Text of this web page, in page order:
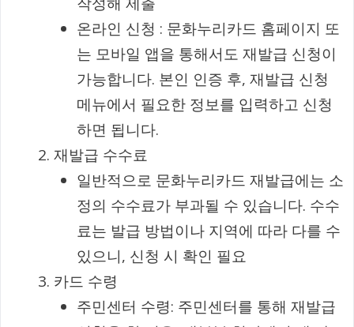
온라인 신청 : 문화누리카드 홈페이지 또
는 모바일 앱을 통해서도 재발급 신청이
가능합니다. 본인 인증 후, 재발급 신청
메뉴에서 필요한 정보를 입력하고 신청
하면 됩니다.
재발급 수수료
일반적으로 문화누리카드 재발급에는 소
정의 수수료가 부과될 수 있습니다. 수수
료는 발급 방법이나 지역에 따라 다를 수
있으니, 신청 시 확인 필요
카드 수령
주민센터 수령: 주민센터를 통해 재발급